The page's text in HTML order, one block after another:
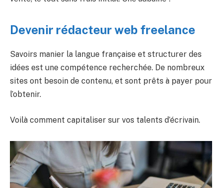
Devenir rédacteur web freelance
Savoirs manier la langue française et structurer des
idées est une compétence recherchée. De nombreux
sites ont besoin de contenu, et sont prêts à payer pour
l’obtenir.
Voilà comment capitaliser sur vos talents d’écrivain.